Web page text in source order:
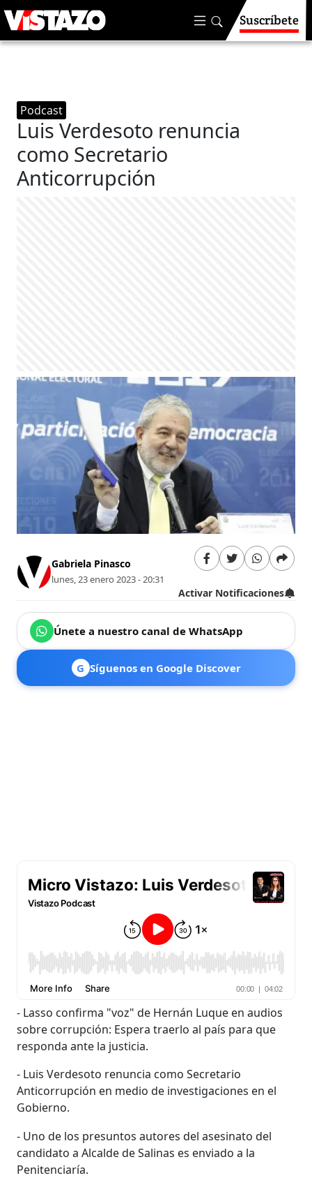
Suscríbete
Podcast
Luis Verdesoto renuncia
como Secretario
Anticorrupción
Gabriela Pinasco
lunes, 23 enero 2023 - 20:31
Activar Notificaciones
Únete a nuestro canal de WhatsApp
G Síguenos en Google Discover
- Lasso confirma "voz" de Hernán Luque en audios
sobre corrupción: Espera traerlo al país para que
responda ante la justicia.
- Luis Verdesoto renuncia como Secretario
Anticorrupción en medio de investigaciones en el
Gobierno.
- Uno de los presuntos autores del asesinato del
candidato a Alcalde de Salinas es enviado a la
Penitenciaría.